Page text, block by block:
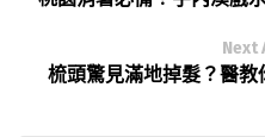
Next
梳頭驚見滿地掉髮？醫